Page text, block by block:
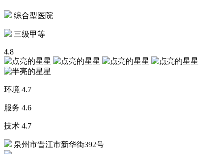
综合型医院
三级甲等
4.8
环境 4.7
服务 4.6
技术 4.7
泉州市晋江市新华街392号